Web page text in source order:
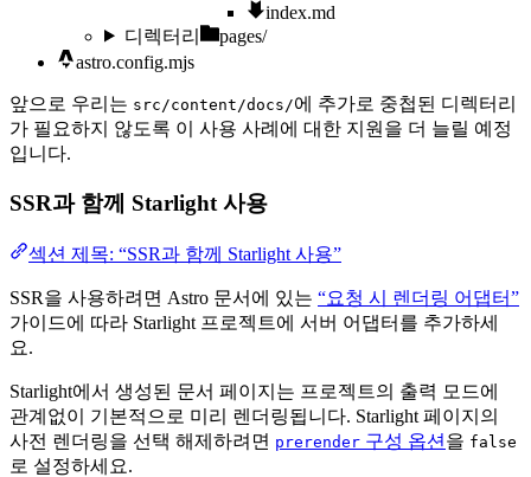
index.md
디렉터리
pages/
astro.config.mjs
앞으로 우리는 src/content/docs/에 추가로 중첩된 디렉터리
가 필요하지 않도록 이 사용 사례에 대한 지원을 더 늘릴 예정
입니다.
SSR과 함께 Starlight 사용
섹션 제목: “SSR과 함께 Starlight 사용”
SSR을 사용하려면 Astro 문서에 있는 “요청 시 렌더링 어댑터”
가이드에 따라 Starlight 프로젝트에 서버 어댑터를 추가하세
요.
Starlight에서 생성된 문서 페이지는 프로젝트의 출력 모드에
관계없이 기본적으로 미리 렌더링됩니다. Starlight 페이지의
사전 렌더링을 선택 해제하려면 prerender 구성 옵션 을 false
로 설정하세요.